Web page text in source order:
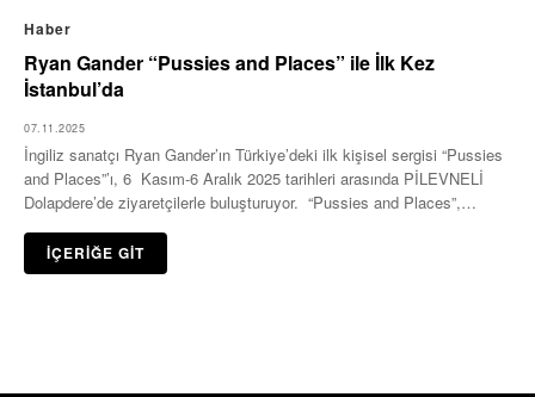
Haber
Ryan Gander “Pussies and Places” ile İlk Kez
İstanbul’da
07.11.2025
İngiliz sanatçı Ryan Gander’ın Türkiye’deki ilk kişisel sergisi “Pussies
and Places”’ı, 6 Kasım-6 Aralık 2025 tarihleri arasında PİLEVNELİ
Dolapdere’de ziyaretçilerle buluşturuyor. “Pussies and Places”,
İÇERİĞE GİT